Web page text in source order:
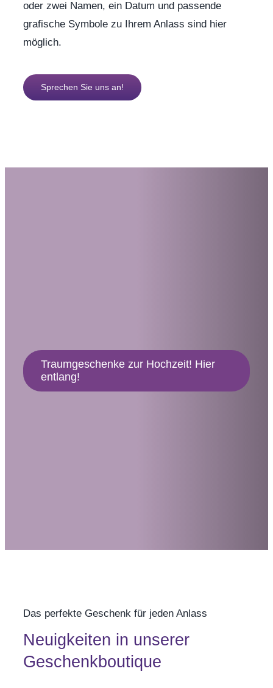
oder zwei Namen, ein Datum und passende
grafische Symbole zu Ihrem Anlass sind hier
möglich.
Sprechen Sie uns an!
Traumgeschenke zur Hochzeit! Hier
entlang!
Das perfekte Geschenk für jeden Anlass
Neuigkeiten in unserer
Geschenkboutique